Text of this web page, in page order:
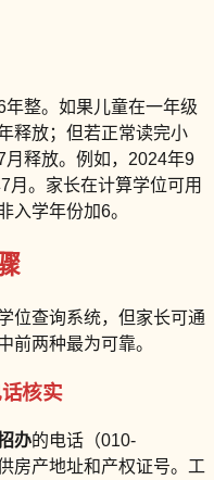
整。如果儿童在一年级
释放；但若正常读完小
释放。例如，2024年9
月。家长在计算学位可用
入学年份加6。
位查询系统，但家长可通
前两种最为可靠。
核实
办的电话（010-
房产地址和产权证号。工